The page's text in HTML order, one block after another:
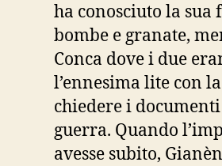
ha conosciuto la
bombe e granate,
Conca dove i due
l’ennesima lite con
chiedere i
guerra. Quando
avesse subito,